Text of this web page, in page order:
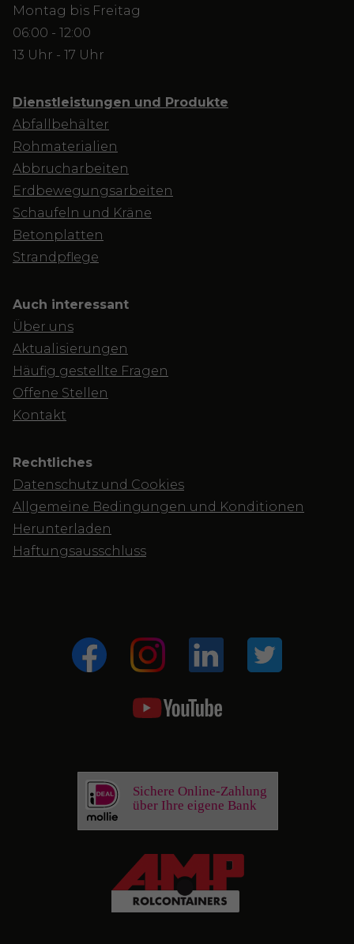
Montag bis Freitag
06:00 - 12:00
13 Uhr - 17 Uhr
Dienstleistungen und Produkte
Abfallbehälter
Rohmaterialien
Abbrucharbeiten
Erdbewegungsarbeiten
Schaufeln und Kräne
Betonplatten
Strandpflege
Auch interessant
Über uns
Aktualisierungen
Häufig gestellte Fragen
Offene Stellen
Kontakt
Rechtliches
Datenschutz und Cookies
Allgemeine Bedingungen und Konditionen
Herunterladen
Haftungsausschluss
Sichere Online-Zahlung
über Ihre eigene Bank